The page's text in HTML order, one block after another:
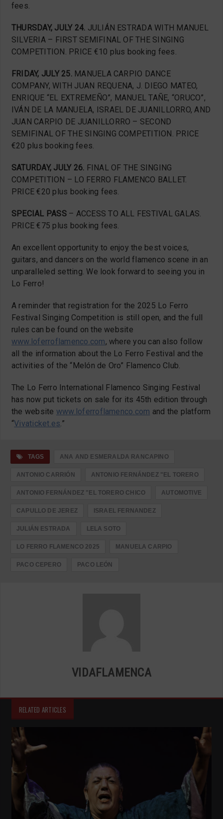
fees.
THURSDAY, JULY 24. JULIÁN ESTRADA WITH MANUEL
SILVERIA – FIRST SEMIFINAL OF THE SINGING
COMPETITION. PRICE €10 plus booking fees.
FRIDAY, JULY 25.MANUELA CARPIO DANCE
COMPANY, WITH JUAN REQUENA, J. DIEGO MATEO,
ENRIQUE “EL EXTREMEÑO”, MANUEL TAÑE, “ORUCO”,
IVÁN DE LA MANUELA, ISRAEL DE JUANILLORRO, AND
JUAN CARPIO DE JUANILLORRO – SECOND
SEMIFINAL OF THE SINGING COMPETITION. PRICE
€20 plus booking fees.
SATURDAY, JULY 26. FINAL OF THE SINGING
COMPETITION – LO FERRO FLAMENCO BALLET.
PRICE €20 plus booking fees.
SPECIAL PASS– ACCESS TO ALL FESTIVAL GALAS.
PRICE €75 plus booking fees.
An excellent opportunity to enjoy the best voices,
guitars, and dancers on the world flamenco scene in an
unparalleled setting. We look forward to seeing you in
Lo Ferro!
A reminder that registration for the 2025 Lo Ferro
Festival Singing Competition is still open, and the full
rules can be found on the website
www.loferroflamenco.com, where you can also follow
all the information about the Lo Ferro Festival and the
activities of the “Melón de Oro” Flamenco Club.
The Lo Ferro International Flamenco Singing Festival
has now put tickets on sale for its 45th edition through
the website www.loferroflamenco.com and the platform
“Vivaticket.es.”
TAGS ANA AND ESMERALDA RANCAPINO
ANTONIO CARRIÓN ANTONIO FERNÁNDEZ "EL TORERO
ANTONIO FERNÁNDEZ "EL TORERO CHICO AUTOMOTIVE
CAPULLO DE JEREZ ISRAEL FERNANDEZ
JULIÁN ESTRADA LELA SOTO
LO FERRO FLAMENCO 2025 MANUELA CARPIO
PACO CEPERO PACO LEÓN
VIDAFLAMENCA
RELATED ARTICLES